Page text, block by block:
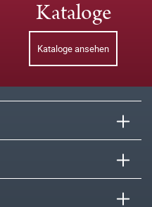
Kataloge
Kataloge ansehen